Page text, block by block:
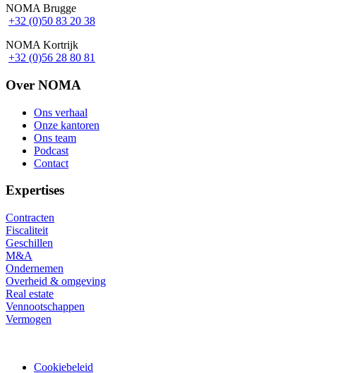
NOMA Brugge
+32 (0)50 83 20 38
NOMA Kortrijk
+32 (0)56 28 80 81
Over NOMA
Footer
Ons verhaal
Onze kantoren
Ons team
Podcast
Contact
Expertises
Contracten
Fiscaliteit
Geschillen
M&A
Ondernemen
Overheid & omgeving
Real estate
Vennootschappen
Vermogen
Cookiebeleid